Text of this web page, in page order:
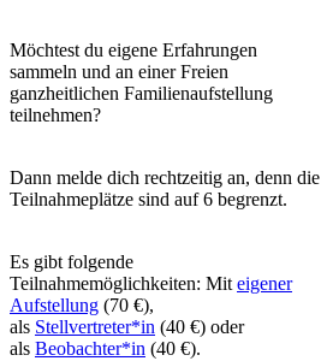
Möchtest du eigene Erfahrungen
sammeln und an einer Freien
ganzheitlichen Familienaufstellung
teilnehmen?
Dann melde dich rechtzeitig an, denn die
Teilnahmeplätze sind auf 6 begrenzt.
Es gibt folgende
Teilnahmemöglichkeiten: Miteigener
Aufstellung (70 €),
als Stellvertreter*in (40 €) oder
als Beobachter*in (40 €).